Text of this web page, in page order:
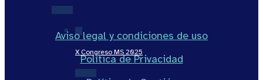
X Congreso MS 2025
Aviso legal y condiciones de uso
Política de Privacidad